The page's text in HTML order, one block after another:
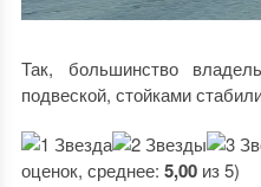
Так, большинство
подвеской, стойками
оценок, среднее: 5,00из 5)